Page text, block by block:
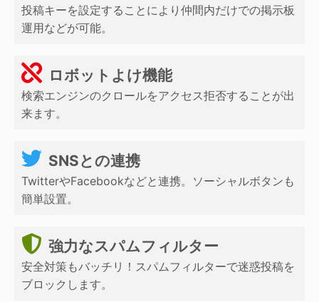
投稿キーを設定することにより仲間内だけでの掲示板
運用などが可能。
ロボットよけ機能
検索エンジンのクロールをアクセス拒否することが出
来ます。
SNSとの連携
TwitterやFacebookなどと連携。ソーシャルボタンも
簡単設置。
強力なスパムフィルター
安全対策もバッチリ！スパムフィルターで迷惑投稿を
ブロックします。